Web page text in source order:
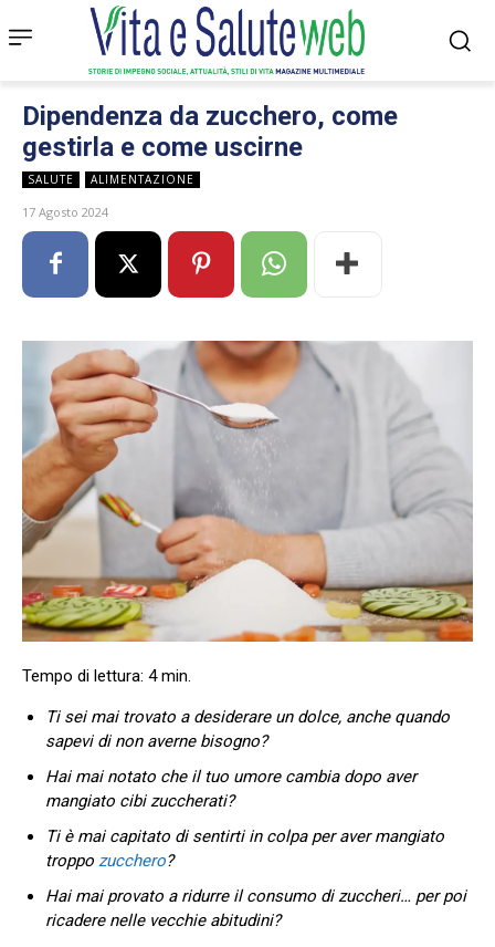
Dipendenza da zucchero, come
gestirla e come uscirne
SALUTE ALIMENTAZIONE
17 Agosto 2024
Ti sei mai trovato a desiderare un dolce, anche quando
sapevi di non averne bisogno?
Hai mai notato che il tuo umore cambia dopo aver
mangiato cibi zuccherati?
Ti è mai capitato di sentirti in colpa per aver mangiato
troppo zucchero?
Hai mai provato a ridurre il consumo di zuccheri… per poi
ricadere nelle vecchie abitudini?